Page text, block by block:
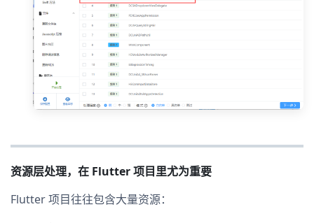
资源层处理，在 Flutter 项目里尤为重要
Flutter 项目往往包含大量资源：